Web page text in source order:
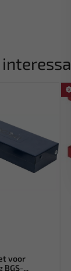
voor
...